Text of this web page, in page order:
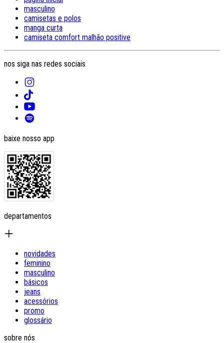
masculino
camisetas e polos
manga curta
camiseta comfort malhão positive
nos siga nas redes sociais
baixe nosso app
departamentos
novidades
feminino
masculino
básicos
jeans
acessórios
promo
glossário
sobre nós